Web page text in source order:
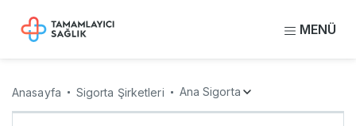
MENÜ
Anasayfa Sigorta Şirketleri Ana Sigorta